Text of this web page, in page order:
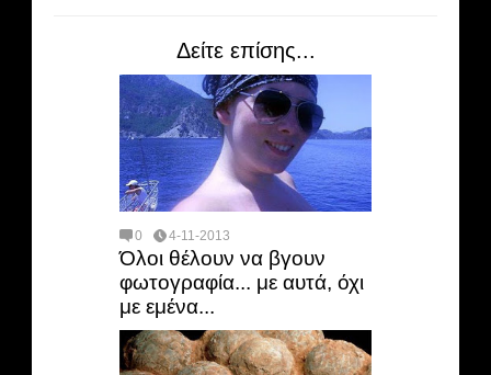
Δείτε επίσης...
0 4-11-2013
Όλοι θέλουν να βγουν
φωτογραφία... με αυτά, όχι
με εμένα...